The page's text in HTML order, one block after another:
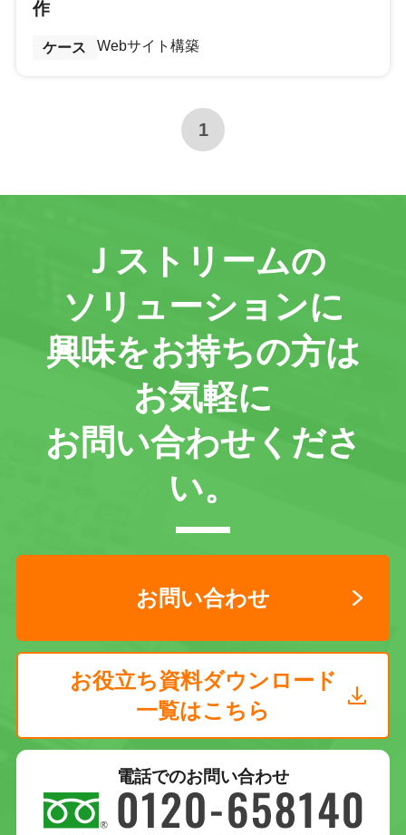
作
ケース Webサイト構築
1
Ｊストリームの
ソリューションに
興味をお持ちの方は
お気軽に
お問い合わせくださ
い。
お問い合わせ
お役立ち資料ダウンロード
一覧はこちら
電話でのお問い合わせ